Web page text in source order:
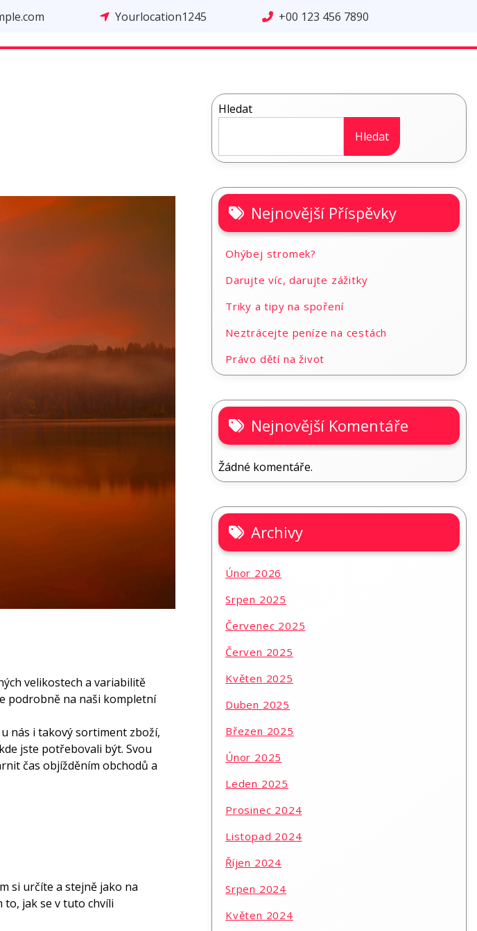
Yourlocation1245 +00 123 456 7890
velikostech a variabilitě
podrobně na naši kompletní
nás i takový sortiment zboží,
jste potřebovali být. Svou
čas objížděním obchodů a
si určíte a stejně jako na
to, jak se v tuto chvíli
Hledat
Hledat
Nejnovější Příspěvky
Ohýbej stromek?
Darujte víc, darujte zážitky
Triky a tipy na spoření
Neztrácejte peníze na cestách
Právo dětí na život
Nejnovější Komentáře
Žádné komentáře.
Archivy
Únor 2026
Srpen 2025
Červenec 2025
Červen 2025
Květen 2025
Duben 2025
Březen 2025
Únor 2025
Leden 2025
Prosinec 2024
Listopad 2024
Říjen 2024
Srpen 2024
Květen 2024